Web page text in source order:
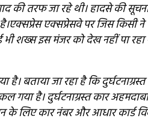
की तरफ जा रहे थी। हादसे की
एक्सप्रेस एक्सप्रेसवे पर जिस किसी
शख्स इस मंजर को देख नहीं पा रहा
बताया जा रहा है कि
गया है। दुर्घटनाग्रस्त कार
के लिए कार नंबर और आधार